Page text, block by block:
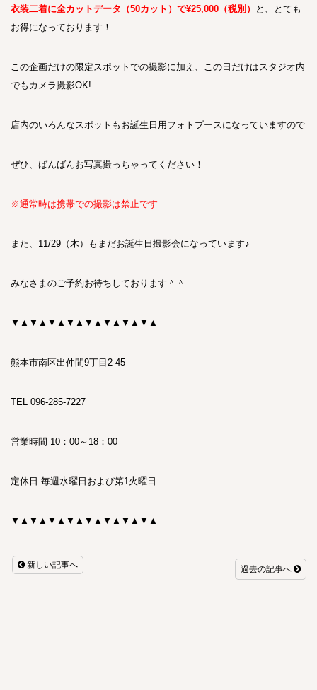
衣装二着に全カットデータ（50カット）で¥25,000（税別）
と、とても
お得になっております！
この企画だけの限定スポットでの撮影に加え、この日だけはスタジオ内
でもカメラ撮影OK!
店内のいろんなスポットもお誕生日用フォトブースになっていますので
ぜひ、ばんばんお写真撮っちゃってください！
※通常時は携帯での撮影は禁止です
また、11/29（木）もまだお誕生日撮影会になっています♪
みなさまのご予約お待ちしております＾＾
▼▲▼▲▼▲▼▲▼▲▼▲▼▲▼▲
熊本市南区出仲間9丁目 2-45
TEL 096-285-7227
営業時間 10 ： 00～ 18 ： 00
定休日 毎週水曜日および第1火曜日
▼▲▼▲▼▲▼▲▼▲▼▲▼▲▼▲
新しい記事へ 過去の記事へ